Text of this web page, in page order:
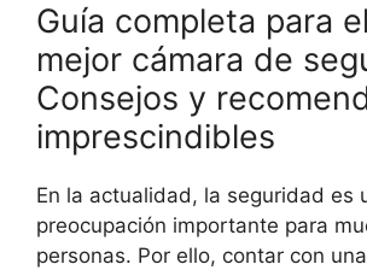
Guía completa para
mejor cámara de
Consejos y
imprescindibles
En la actualidad, la seguridad es
preocupación importante para
personas. Por ello, contar con